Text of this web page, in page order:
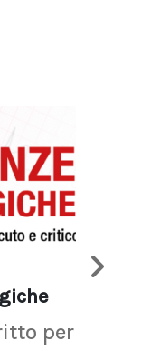
per